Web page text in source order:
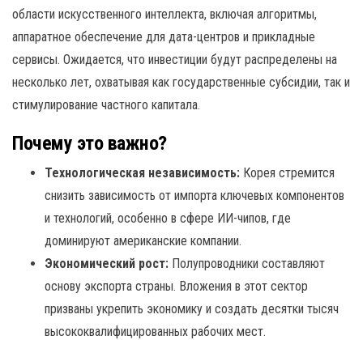
области искусственного интеллекта, включая алгоритмы,
аппаратное обеспечение для дата-центров и прикладные
сервисы. Ожидается, что инвестиции будут распределены на
несколько лет, охватывая как государственные субсидии, так и
стимулирование частного капитала.
Почему это важно?
Технологическая независимость: Корея стремится
снизить зависимость от импорта ключевых компонентов
и технологий, особенно в сфере ИИ-чипов, где
доминируют американские компании.
Экономический рост: Полупроводники составляют
основу экспорта страны. Вложения в этот сектор
призваны укрепить экономику и создать десятки тысяч
высококвалифицированных рабочих мест.